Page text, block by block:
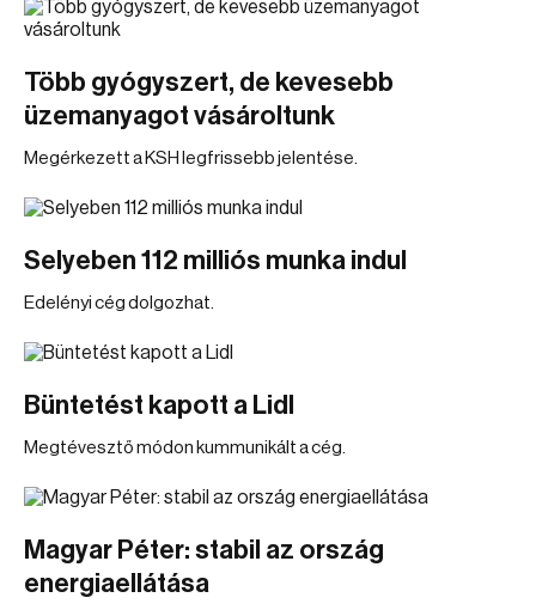
Több gyógyszert, de kevesebb
üzemanyagot vásároltunk
Megérkezett a KSH legfrissebb jelentése.
Selyeben 112 milliós munka indul
Edelényi cég dolgozhat.
Büntetést kapott a Lidl
Megtévesztő módon kummunikált a cég.
Magyar Péter: stabil az ország
energiaellátása